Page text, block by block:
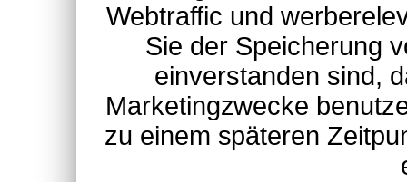
Webtraffic und
Sie der Speicherung
einverstanden sind,
Marketingzwecke
zu einem späteren